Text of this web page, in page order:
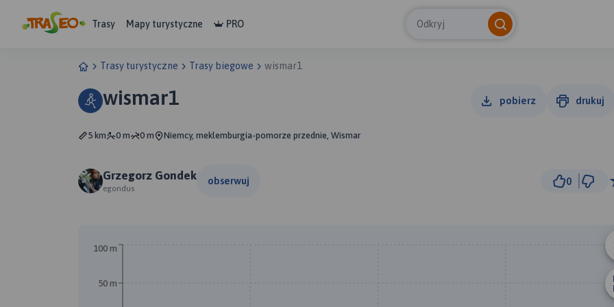
Trasy Mapy turystyczne PRO Odkryj
Trasy turystyczne Trasy biegowe wismar1
wismar1 pobierz drukuj
5 km 0 m 0 m Niemcy, meklemburgia-pomorze przednie, Wismar
Grzegorz Gondek
egondus
obserwuj 0
50 m
100 m